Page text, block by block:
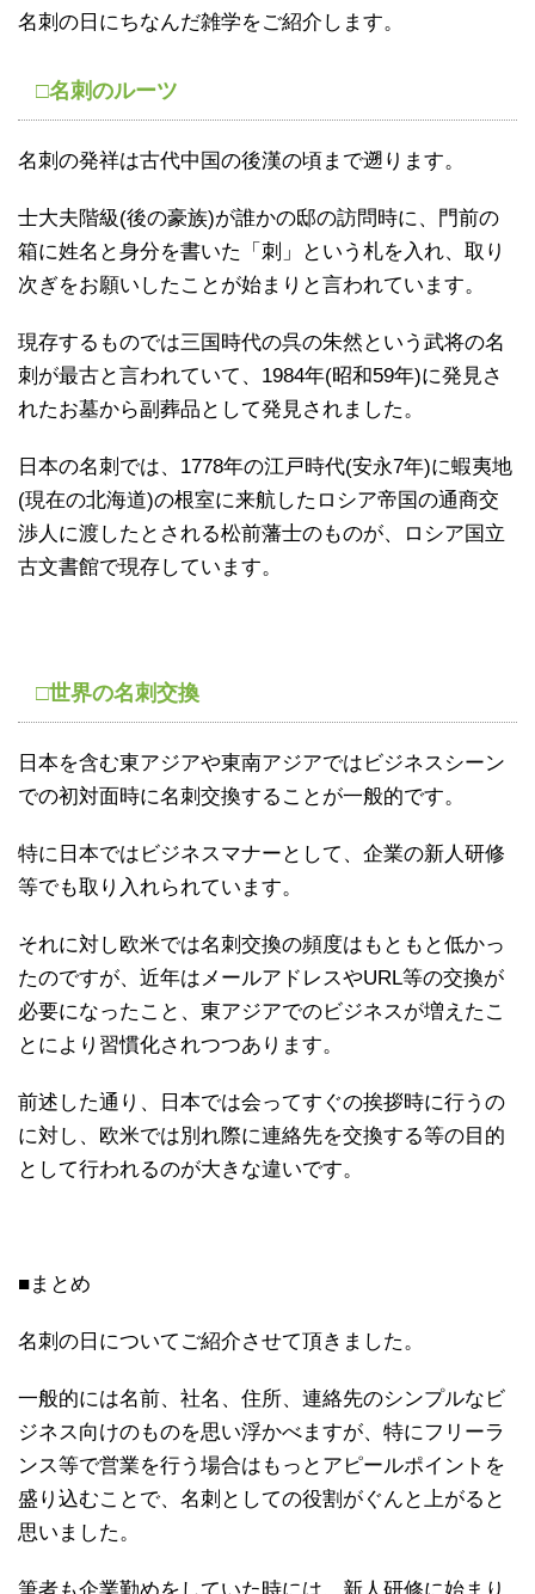
名刺の日にちなんだ雑学をご紹介します。
□名刺のルーツ
名刺の発祥は古代中国の後漢の頃まで遡ります。
士大夫階級(後の豪族)が誰かの邸の訪問時に、門前の
箱に姓名と身分を書いた「刺」という札を入れ、取り
次ぎをお願いしたことが始まりと言われています。
現存するものでは三国時代の呉の朱然という武将の名
刺が最古と言われていて、1984年(昭和59年)に発見さ
れたお墓から副葬品として発見されました。
日本の名刺では、1778年の江戸時代(安永7年)に蝦夷地
(現在の北海道)の根室に来航したロシア帝国の通商交
渉人に渡したとされる松前藩士のものが、ロシア国立
古文書館で現存しています。
□世界の名刺交換
日本を含む東アジアや東南アジアではビジネスシーン
での初対面時に名刺交換することが一般的です。
特に日本ではビジネスマナーとして、企業の新人研修
等でも取り入れられています。
それに対し欧米では名刺交換の頻度はもともと低かっ
たのですが、近年はメールアドレスやURL等の交換が
必要になったこと、東アジアでのビジネスが増えたこ
とにより習慣化されつつあります。
前述した通り、日本では会ってすぐの挨拶時に行うの
に対し、欧米では別れ際に連絡先を交換する等の目的
として行われるのが大きな違いです。
■まとめ
名刺の日についてご紹介させて頂きました。
一般的には名前、社名、住所、連絡先のシンプルなビ
ジネス向けのものを思い浮かべますが、特にフリーラ
ンス等で営業を行う場合はもっとアピールポイントを
盛り込むことで、名刺としての役割がぐんと上がると
思いました。
筆者も企業勤めをしていた時には、新人研修に始まり